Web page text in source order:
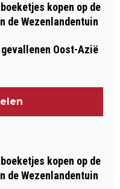
kopen op de
de Wezenlandentuin
Oost-Azië
kopen op de
de Wezenlandentuin